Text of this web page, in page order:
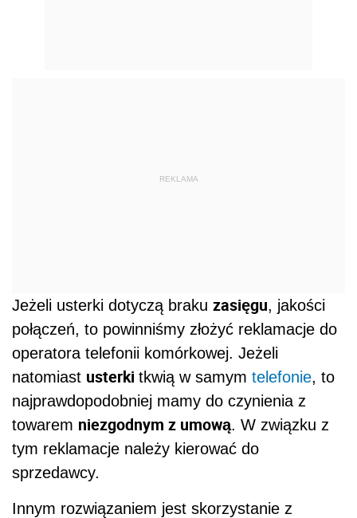
REKLAMA
Jeżeli usterki dotyczą braku zasięgu, jakości
połączeń, to powinniśmy złożyć reklamacje do
operatora telefonii komórkowej. Jeżeli
natomiast usterki tkwią w samym telefonie, to
najprawdopodobniej mamy do czynienia z
towarem niezgodnym z umową. W związku z
tym reklamacje należy kierować do
sprzedawcy.
Innym rozwiązaniem jest skorzystanie z